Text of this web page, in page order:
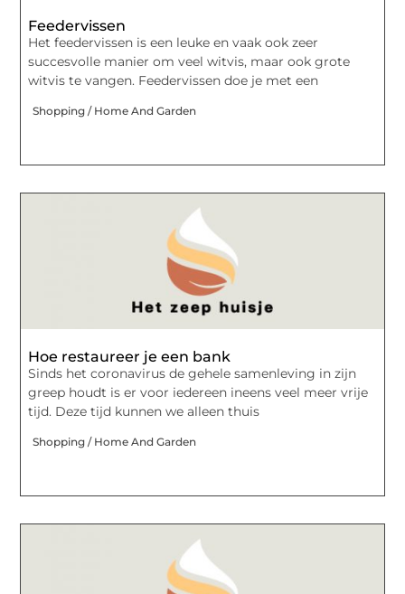
Feedervissen
Het feedervissen is een leuke en vaak ook zeer
succesvolle manier om veel witvis, maar ook grote
witvis te vangen. Feedervissen doe je met een
Shopping / Home And Garden
Hoe restaureer je een bank
Sinds het coronavirus de gehele samenleving in zijn
greep houdt is er voor iedereen ineens veel meer vrije
tijd. Deze tijd kunnen we alleen thuis
Shopping / Home And Garden